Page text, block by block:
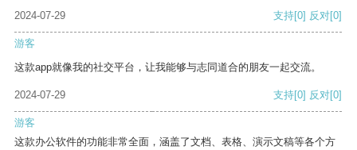
2024-07-29 支持[0] 反对[0]
游客
这款app就像我的社交平台，让我能够与志同道合的朋友一起交流。
2024-07-29 支持[0] 反对[0]
游客
这款办公软件的功能非常全面，涵盖了文档、表格、演示文稿等各个方